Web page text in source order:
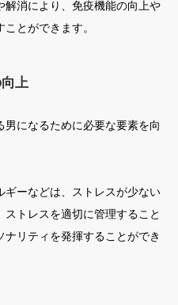
解消により、免疫機能の向上や
とができます。
上
になるために必要な要素を向
ギーなどは、ストレスが少ない
トレスを適切に管理すること
リティを発揮することができ